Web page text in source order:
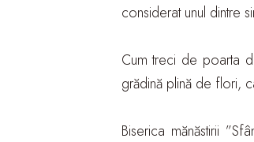
considerat unul dintre
Cum treci de poarta
grădină plină de flori,
Biserica mănăstirii